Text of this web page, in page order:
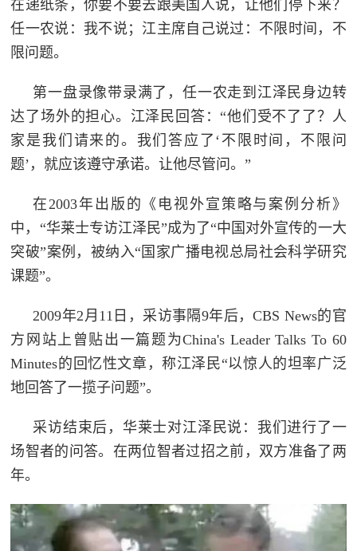
在递纸条，你要不要去跟美国人说，让他们停下来？
任一农说：我不说；江主席自己说过：不限时间，不
限问题。
第一盘录像带录满了，任一农走到江泽民身边转
达了场外的担心。江泽民回答：“他们受不了了？人
家是我们请来的。我们答应了‘不限时间，不限问
题’，就应该遵守承诺。让他尽管问。”
在2003年出版的《电视外宣策略与案例分析》
中，“华莱士专访江泽民”成为了“中国对外宣传的一大
突破”案例，被纳入“国家广播电视总局社会科学研究
课题”。
2009年2月11日，采访事隔9年后，CBS News的官
方网站上曾贴出一篇题为China's Leader Talks To 60
Minutes的回忆性文章，称江泽民“以惊人的坦率广泛
地回答了一揽子问题”。
采访结束后，华莱士对江泽民说：我们进行了一
场智者的问答。在两位智者过招之前，双方准备了两
年。